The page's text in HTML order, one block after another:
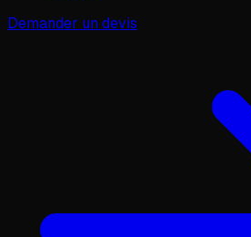
Demander un devis